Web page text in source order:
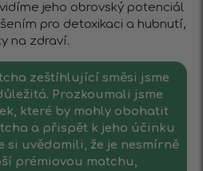
jeho obrovský potenciál
pro detoxikaci a hubnutí,
na zdraví.
zeštíhlující směsi jsme
Prozkoumali jsme
které by mohly obohatit
a přispět k jeho účinku
si uvědomili, že je nesmírně
prémiovou matchu,